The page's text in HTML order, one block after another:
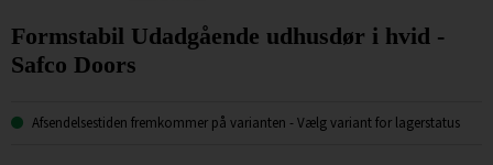
Formstabil Udadgående udhusdør i hvid -
Safco Doors
Afsendelsestiden fremkommer på varianten - Vælg variant for lagerstatus